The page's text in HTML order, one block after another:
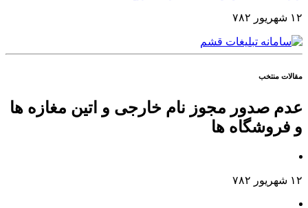
۱۲ شهریور ۷۸۲
مقالات منتخب
عدم صدور مجوز نام خارجی و اتین مغازه ها
و فروشگاه ها
۱۲ شهریور ۷۸۲